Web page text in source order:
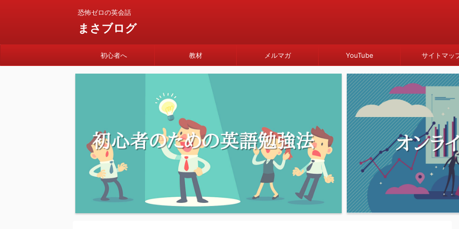
恐怖ゼロの英会話
まさブログ
初心者へ 教材 メルマガ YouTube サイトマッ